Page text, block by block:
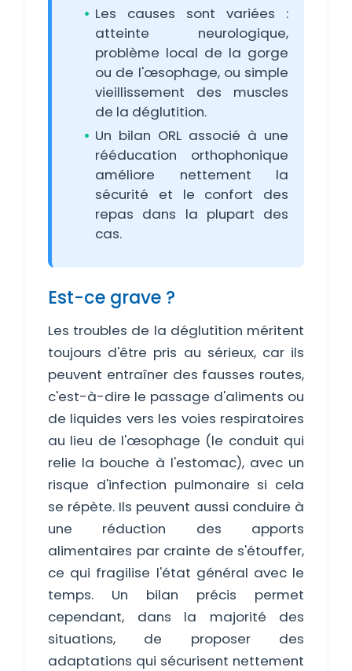
Les causes sont variées :
atteinte neurologique,
problème local de la gorge
ou de l'œsophage, ou simple
vieillissement des muscles
de la déglutition.
Un bilan ORL associé à une
rééducation orthophonique
améliore nettement la
sécurité et le confort des
repas dans la plupart des
cas.
Est-ce grave ?
Les troubles de la déglutition méritent
toujours d'être pris au sérieux, car ils
peuvent entraîner des fausses routes,
c'est-à-dire le passage d'aliments ou
de liquides vers les voies respiratoires
au lieu de l'œsophage (le conduit qui
relie la bouche à l'estomac), avec un
risque d'infection pulmonaire si cela
se répète. Ils peuvent aussi conduire à
une réduction des apports
alimentaires par crainte de s'étouffer,
ce qui fragilise l'état général avec le
temps. Un bilan précis permet
cependant, dans la majorité des
situations, de proposer des
adaptations qui sécurisent nettement